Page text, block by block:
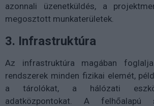
azonnali üzenetküldés, a
megosztott munkaterületek.
3. Infrastruktúra
Az infrastruktúra magában
rendszerek minden fizikai elemét,
a tárolókat, a hálózati
adatközpontokat. A felhőalapú